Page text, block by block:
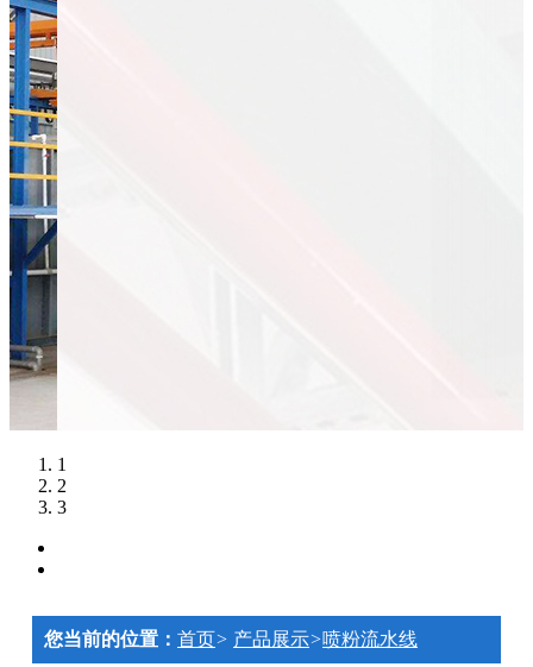
1
2
3
您当前的位置：首页> 产品展示>喷粉流水线